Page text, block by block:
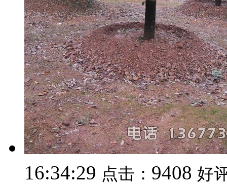
16:34:29 点击： 9408 好